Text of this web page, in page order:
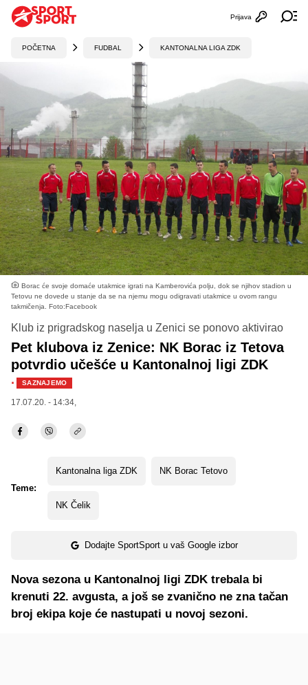
Otvori
Prijava
POČETNA FUDBAL KANTONALNA LIGA ZDK
Borac će svoje domaće utakmice igrati na Kamberovića polju, dok se njihov stadion u
Tetovu ne dovede u stanje da se na njemu mogu odigravati utakmice u ovom rangu
takmičenja. Foto:Facebook
Klub iz prigradskog naselja u Zenici se ponovo aktivirao
Pet klubova iz Zenice: NK Borac iz Tetova
potvrdio učešće u Kantonalnoj ligi ZDK
· SAZNAJEMO
17.07.20. - 14:34,
Teme:
Kantonalna liga ZDK NK Borac Tetovo
NK Čelik
Dodajte SportSport u vaš Google izbor
Nova sezona u Kantonalnoj ligi ZDK trebala bi
krenuti 22. avgusta, a još se zvanično ne zna tačan
broj ekipa koje će nastupati u novoj sezoni.